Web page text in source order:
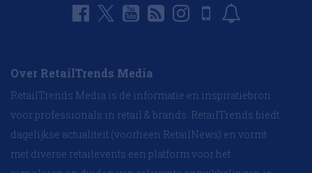
Over RetailTrends Media
RetailTrends Media is dé informatie en inspiratiebron
voor professionals in retail & brands. RetailTrends biedt
dagelijkse actualiteit (voorheen RetailNews) en vormt
met diverse retailevents een platform voor het